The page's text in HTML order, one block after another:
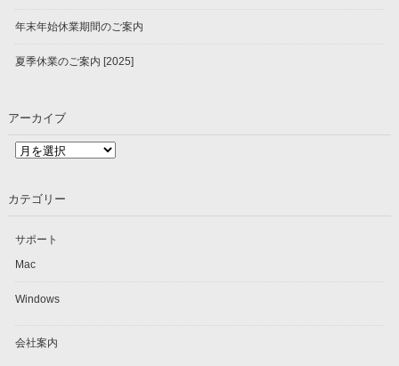
年末年始休業期間のご案内
夏季休業のご案内 [2025]
アーカイブ
ア
イ
カテゴリー
サポート
Mac
Windows
会社案内